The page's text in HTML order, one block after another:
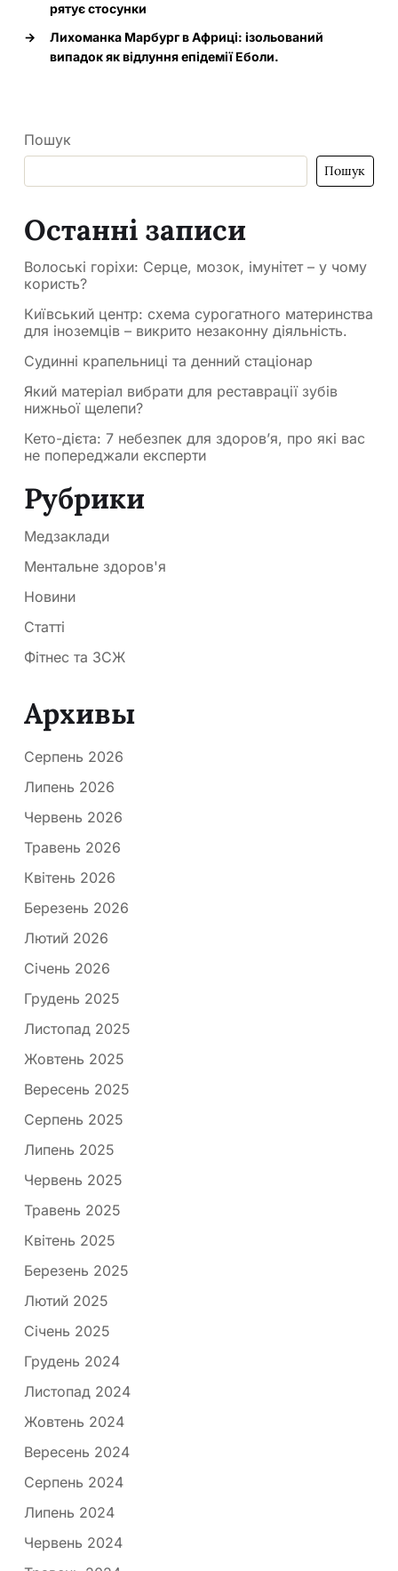
рятує стосунки
→
Лихоманка Марбург в Африці: ізольований
випадок як відлуння епідемії Еболи.
Пошук
Пошук
Останні записи
Волоські горіхи: Серце, мозок, імунітет – у чому
користь?
Київський центр: схема сурогатного материнства
для іноземців – викрито незаконну діяльність.
Судинні крапельниці та денний стаціонар
Який матеріал вибрати для реставрації зубів
нижньої щелепи?
Кето-дієта: 7 небезпек для здоров’я, про які вас
не попереджали експерти
Рубрики
Медзаклади
Ментальне здоров'я
Новини
Статті
Фітнес та ЗСЖ
Архивы
Серпень 2026
Липень 2026
Червень 2026
Травень 2026
Квітень 2026
Березень 2026
Лютий 2026
Січень 2026
Грудень 2025
Листопад 2025
Жовтень 2025
Вересень 2025
Серпень 2025
Липень 2025
Червень 2025
Травень 2025
Квітень 2025
Березень 2025
Лютий 2025
Січень 2025
Грудень 2024
Листопад 2024
Жовтень 2024
Вересень 2024
Серпень 2024
Липень 2024
Червень 2024